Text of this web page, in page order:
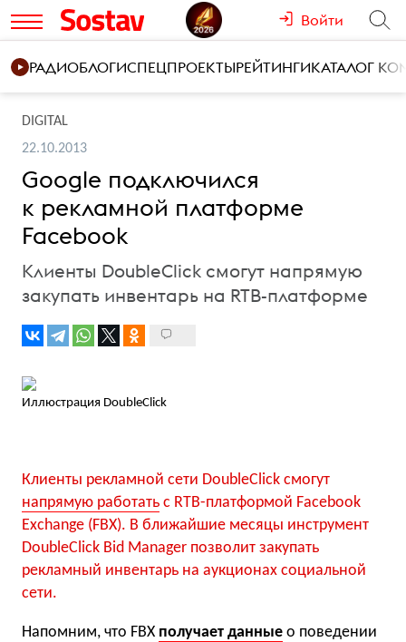
Войти
РАДИОБЛОГИСПЕЦПРОЕКТЫРЕЙТИНГИКАТАЛОГ
DIGITAL
22.10.2013
Google подключился
к рекламной платформе
Facebook
Клиенты DoubleClick смогут напрямую
закупать инвентарь на RTB-платформе
Иллюстрация DoubleClick
Клиенты рекламной сети DoubleClick смогут
напрямую работать с RTB-платформой Facebook
Exchange (FBX). В ближайшие месяцы инструмент
DoubleClick Bid Manager позволит закупать
рекламный инвентарь на аукционах социальной
сети.
Напомним, что FBX получает данные о поведении